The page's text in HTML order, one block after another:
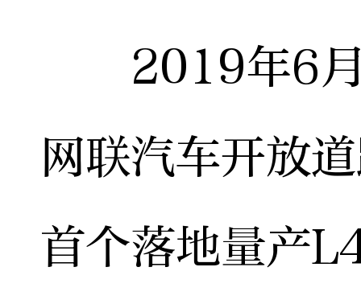
2019年6月
网联汽车开放
首个落地量产